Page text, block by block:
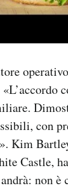
con
Kim
Castle,
non